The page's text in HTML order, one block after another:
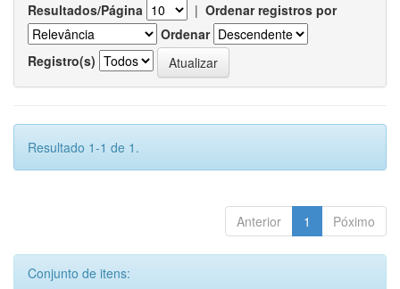
Resultados/Página | Ordenar registros por
Ordenar
Registro(s)
Resultado 1-1 de 1.
Anterior 1 Póximo
Conjunto de itens: